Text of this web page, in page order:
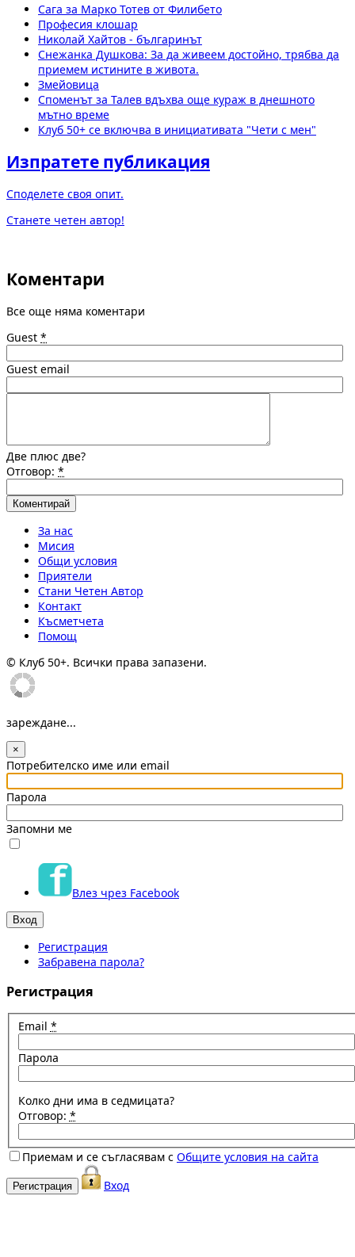
Сага за Марко Тотев от Филибето
Професия клошар
Николай Хайтов - българинът
Снежанка Душкова: За да живеем достойно, трябва да
приемем истините в живота.
Змейовица
Споменът за Талев вдъхва още кураж в днешното
мътно време
Клуб 50+ се включва в инициативата "Чети с мен"
Изпратете публикация
Споделете своя опит.
Станете четен автор!
Коментари
Все още няма коментари
Guest *
Guest email
Две плюс две?
Отговор: *
За нас
Мисия
Общи условия
Приятели
Стани Четен Автор
Контакт
Късметчета
Помощ
© Клуб 50+. Всички права запазени.
зареждане...
×
Потребителско име или email
Парола
Запомни ме
Влез чрез Facebook
Регистрация
Забравена парола?
Регистрация
Email *
Парола
Колко дни има в седмицата?
Отговор: *
Приемам и се съгласявам с Общите условия на сайта
Вход